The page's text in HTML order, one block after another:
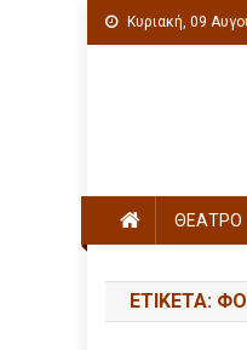
Κυριακή, 09
ΘΕΑΤΡΟ
ΕΤΙΚΈΤΑ: